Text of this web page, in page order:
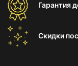
Гарантия
Скидки